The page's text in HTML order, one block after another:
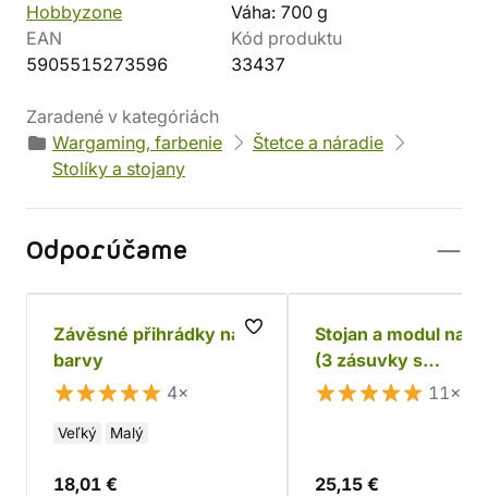
Hobbyzone
Váha: 700 g
EAN
5905515273596
Kód produktu
33437
Zaradené v kategóriách
Wargaming, farbenie
Štetce a náradie
Stolíky a stojany
Odporúčame
Závěsné přihrádky na
barvy
4×
Veľký Malý
18,01 €
Stojan a modul na
(3 zásuvky s
oddeľovačmi)11×
25,15 €